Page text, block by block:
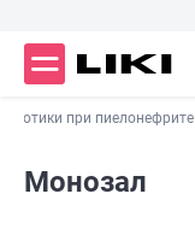
при пиелонефрите
Монозал